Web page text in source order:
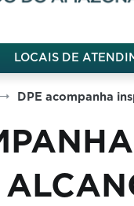
LOCAIS DE
DPE acompanha